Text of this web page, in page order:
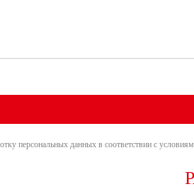
персональных данных в соответствии с